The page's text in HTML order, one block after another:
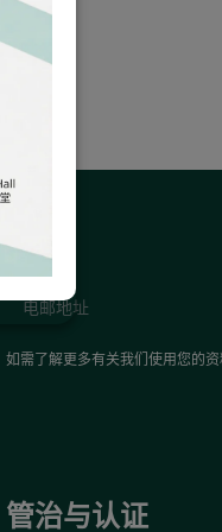
如需了解更多有关我们使用您的
管治与认证